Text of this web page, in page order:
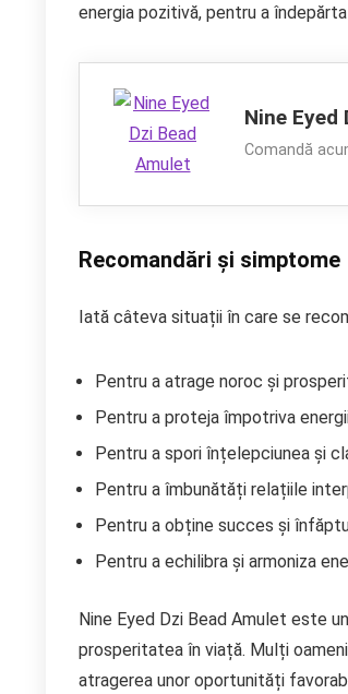
energia pozitivă, pentru a
Nine Eyed
Comandă
Recomandări și simptome
Iată câteva situații în care se
Pentru a atrage noroc și
Pentru a proteja împotriva
Pentru a spori înțelepciunea și
Pentru a îmbunătăți relațiile
Pentru a obține succes și
Pentru a echilibra și armoniza
Nine Eyed Dzi Bead Amulet este
prosperitatea în viață. Mulți
atragerea unor oportunități